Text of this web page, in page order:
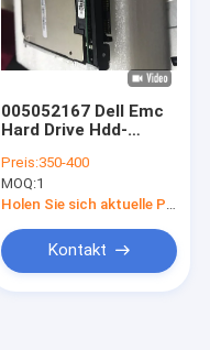
005052167 Dell Emc
Hard Drive Hdd-
SSD 2,5
Preis:350-400
MOQ:1
Holen Sie sich aktuelle Preis
Kontakt